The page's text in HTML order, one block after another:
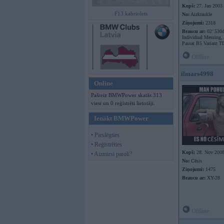
F13 kabriolets
Online
Pašreiz BMWPower skatās 313
viesi un 0 reģistrēti lietotāji.
Ienākt BMWPower
• Pieslēgties
• Reģistrēties
• Aizmirsi paroli?
Kopš: 27. Jan 2003
No: Aizkraukle
Ziņojumi: 2318
Braucu ar: 02’
Individual Messing,
Passat B5 Variant
ilmars4998
Kopš: 28. Nov 2008
No: Cēsis
Ziņojumi: 1475
Braucu ar: XY-28